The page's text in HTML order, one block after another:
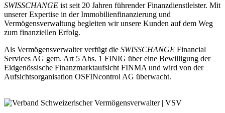
SWISSCHANGE ist seit 20 Jahren führender Finanzdienstleister. Mit
unserer Expertise in der Immobilienfinanzierung und
Vermögensverwaltung begleiten wir unsere Kunden auf dem Weg
zum finanziellen Erfolg.
Als Vermögensverwalter verfügt die SWISSCHANGE Financial
Services AG gem. Art 5 Abs. 1 FINIG über eine Bewilligung der
Eidgenössische Finanzmarktaufsicht FINMA und wird von der
Aufsichtsorganisation OSFINcontrol AG überwacht.